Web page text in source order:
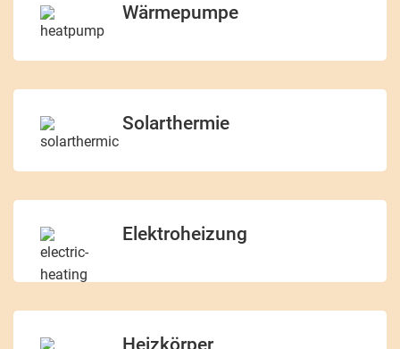
Wärmepumpe
Solarthermie
Elektroheizung
Heizkörper